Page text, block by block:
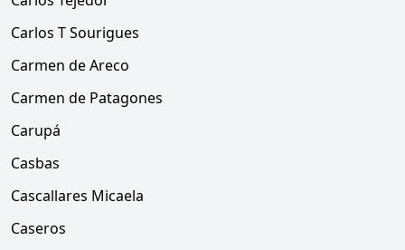
Carlos T Sourigues
Carmen de Areco
Carmen de Patagones
Carupá
Casbas
Cascallares Micaela
Caseros